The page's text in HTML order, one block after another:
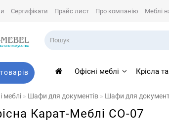
Сертифікати Прайс лист Про компанію Меблі
Офісні меблі Крісла
меблі Шафи для документів Шафи для
Карат-Меблі СО-07